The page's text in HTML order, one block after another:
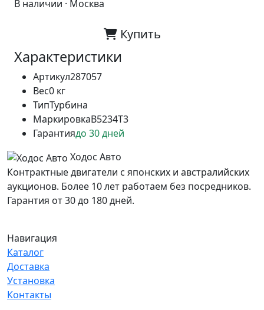
В наличии · Москва
Купить
Характеристики
Артикул287057
Вес0 кг
ТипТурбина
МаркировкаB5234T3
Гарантиядо 30 дней
Ходос Авто
Контрактные двигатели с японских и австралийских
аукционов. Более 10 лет работаем без посредников.
Гарантия от 30 до 180 дней.
Навигация
Каталог
Доставка
Установка
Контакты